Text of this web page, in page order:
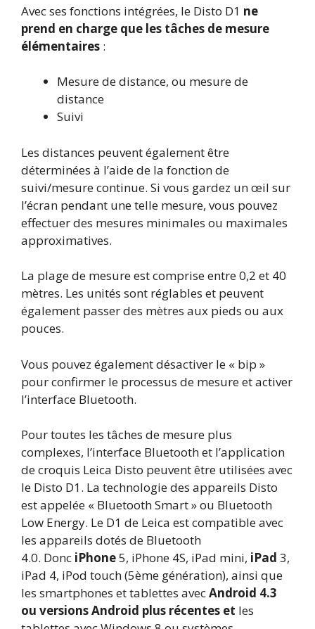
Avec ses fonctions intégrées, le Disto D1 ne
prend en charge que les tâches de mesure
élémentaires :
Mesure de distance, ou mesure de
distance
Suivi
Les distances peuvent également être
déterminées à l’aide de la fonction de
suivi/mesure continue. Si vous gardez un œil sur
l’écran pendant une telle mesure, vous pouvez
effectuer des mesures minimales ou maximales
approximatives.
La plage de mesure est comprise entre 0,2 et 40
mètres. Les unités sont réglables et peuvent
également passer des mètres aux pieds ou aux
pouces.
Vous pouvez également désactiver le « bip »
pour confirmer le processus de mesure et activer
l’interface Bluetooth.
Pour toutes les tâches de mesure plus
complexes, l’interface Bluetooth et l’application
de croquis Leica Disto peuvent être utilisées avec
le Disto D1. La technologie des appareils Disto
est appelée « Bluetooth Smart » ou Bluetooth
Low Energy. Le D1 de Leica est compatible avec
les appareils dotés de Bluetooth
4.0. Donc iPhone5, iPhone 4S, iPad mini, iPad 3,
iPad 4, iPod touch (5ème génération), ainsi que
les smartphones et tablettes avecAndroid 4.3
ou versions Android plus récentes et les